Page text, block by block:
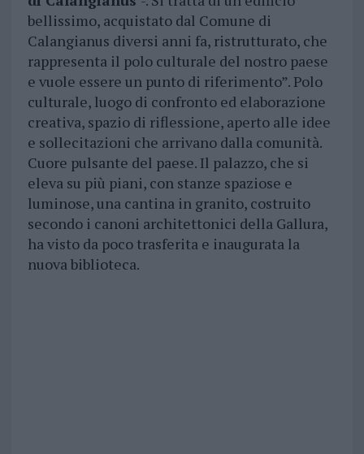
bellissimo, acquistato dal Comune di
Calangianus diversi anni fa, ristrutturato, che
rappresenta il polo culturale del nostro paese
e vuole essere un punto di riferimento”. Polo
culturale, luogo di confronto ed elaborazione
creativa, spazio di riflessione, aperto alle idee
e sollecitazioni che arrivano dalla comunità.
Cuore pulsante del paese. Il palazzo, che si
eleva su più piani, con stanze spaziose e
luminose, una cantina in granito, costruito
secondo i canoni architettonici della Gallura,
ha visto da poco trasferita e inaugurata la
nuova biblioteca.